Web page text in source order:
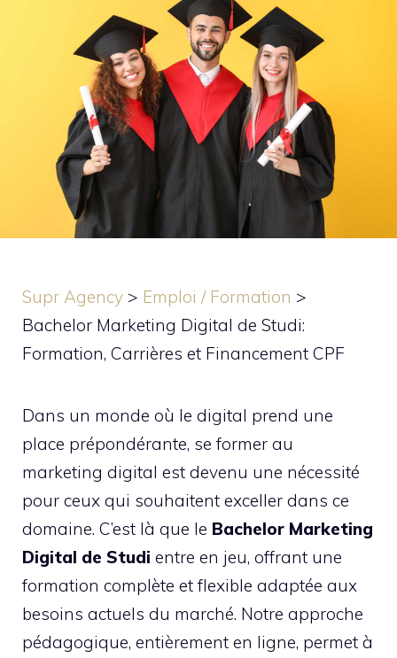
Supr Agency > Emploi / Formation >
Bachelor Marketing Digital de Studi:
Formation, Carrières et Financement CPF
Dans un monde où le digital prend une
place prépondérante, se former au
marketing digital est devenu une nécessité
pour ceux qui souhaitent exceller dans ce
domaine. C’est là que le Bachelor Marketing
Digital de Studi entre en jeu, offrant une
formation complète et flexible adaptée aux
besoins actuels du marché. Notre approche
pédagogique, entièrement en ligne, permet à